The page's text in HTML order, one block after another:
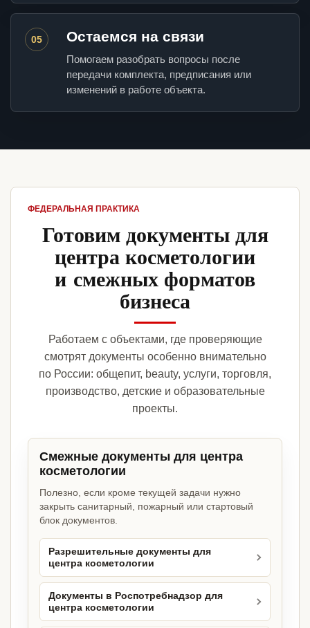
05 Остаемся на связи
Помогаем разобрать вопросы после
передачи комплекта, предписания или
изменений в работе объекта.
ФЕДЕРАЛЬНАЯ ПРАКТИКА
Готовим документы для
центра косметологии
и смежных форматов
бизнеса
Работаем с объектами, где проверяющие
смотрят документы особенно внимательно
по России: общепит, beauty, услуги, торговля,
производство, детские и образовательные
проекты.
Смежные документы для центра
косметологии
Полезно, если кроме текущей задачи нужно
закрыть санитарный, пожарный или стартовый
блок документов.
Разрешительные документы для
центра косметологии
Документы в Роспотребнадзор для
центра косметологии